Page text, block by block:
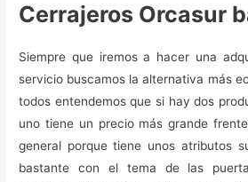
Cerrajeros Orcasur
Siempre que iremos a hacer una
servicio buscamos la alternativa más
todos entendemos que si hay dos
uno tiene un precio más grande
general porque tiene unos atributos
bastante con el tema de las